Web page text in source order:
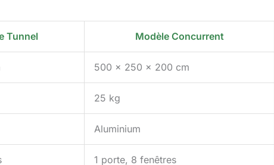
Tunnel Modèle Concurrent
500 x 250 x 200 cm
25 kg
Aluminium
1 porte, 8 fenêtres